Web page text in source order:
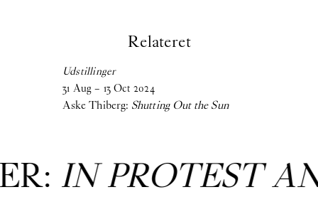
Relateret
Udstillinger
31 Aug – 13 Oct 2024
Aske Thiberg: Shutting Out the Sun
IN PROTEST